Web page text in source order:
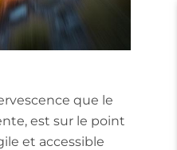
que le
est sur le point
et accessible